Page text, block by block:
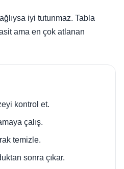
iyi tutunmaz. Tabla
ama en çok atlanan
kontrol et.
çalış.
temizle.
sonra çıkar.